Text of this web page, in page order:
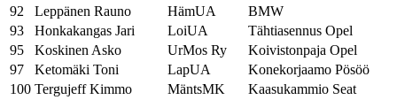
92
Leppänen Rauno HämUA
BMW
93
Honkakangas Jari LoiUA
Tähtiasennus Opel
95
Koskinen Asko UrMos Ry
Koivistonpaja Opel
97
Ketomäki Toni LapUA
Konekorjaamo Pösöö
100 Tergujeff Kimmo MäntsMK
Kaasukammio Seat